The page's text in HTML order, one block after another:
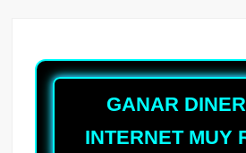
GANAR
INTERNET MUY